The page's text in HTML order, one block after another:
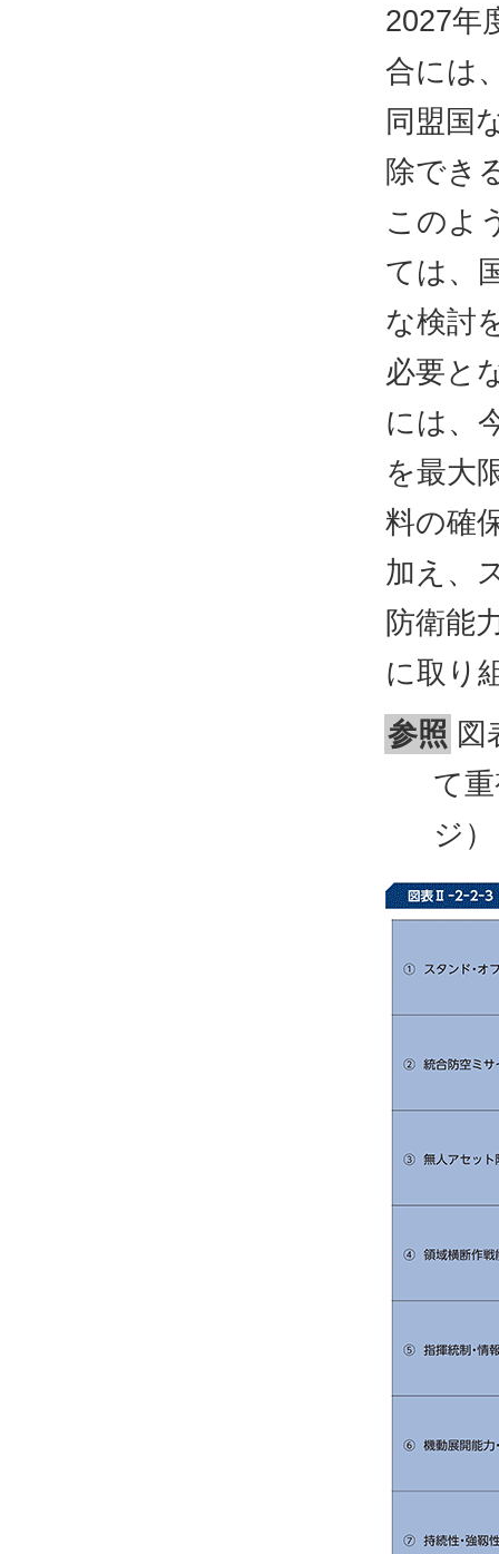
2027年
合には
同盟国
除でき
このよ
ては、
な検討
必要と
には、
を最大
料の確
加え、
防衛能
に取り
参照 図
て
ジ）